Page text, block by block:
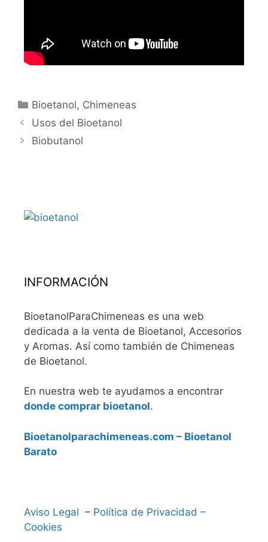
Bioetanol, Chimeneas
Usos del Bioetanol
Biobutanol
INFORMACIÓN
BioetanolParaChimeneas es una web
dedicada a la venta de Bioetanol, Accesorios
y Aromas. Así como también de Chimeneas
de Bioetanol.
En nuestra web te ayudamos a encontrar
donde comprar bioetanol.
Bioetanolparachimeneas.com – Bioetanol
Barato
Aviso Legal – Política de Privacidad –
Cookies